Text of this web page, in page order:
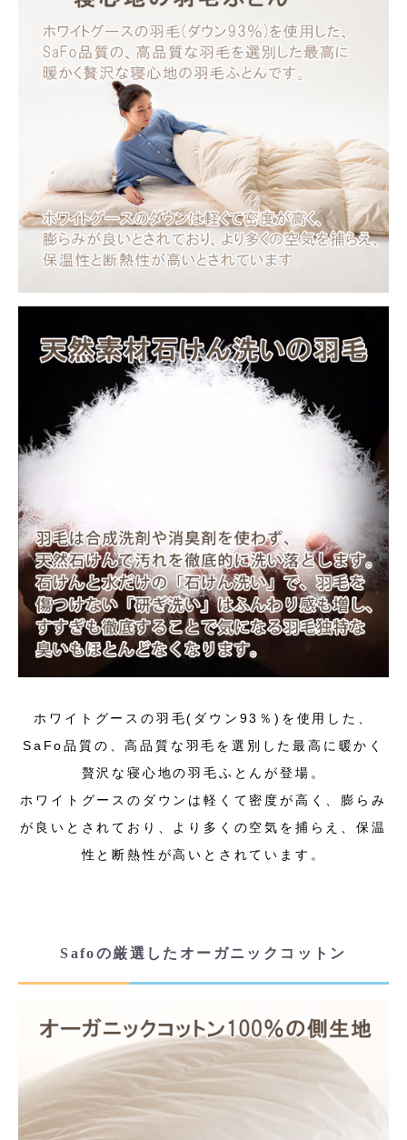
ホワイトグースの羽毛(ダウン93％)を使用した、
SaFo品質の、高品質な羽毛を選別した最高に暖かく
贅沢な寝心地の羽毛ふとんが登場。
ホワイトグースのダウンは軽くて密度が高く、膨らみ
が良いとされており、より多くの空気を捕らえ、保温
性と断熱性が高いとされています。
Safoの厳選したオーガニックコットン